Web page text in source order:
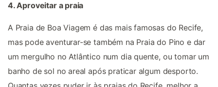
4. Aproveitar a praia
A Praia de Boa Viagem é das mais famosas do Recife,
mas pode aventurar-se também na Praia do Pino e dar
um mergulho no Atlântico num dia quente, ou tomar um
banho de sol no areal após praticar algum desporto.